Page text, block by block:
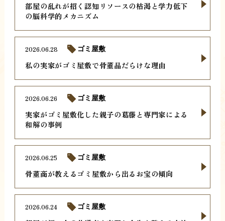
部屋の乱れが招く認知リソースの枯渇と学力低下
の脳科学的メカニズム
私の実家がゴミ屋敷で骨董品だらけな理由
2026.06.28 ゴミ屋敷
実家がゴミ屋敷化した親子の葛藤と専門家による
和解の事例
2026.06.26 ゴミ屋敷
骨董商が教えるゴミ屋敷から出るお宝の傾向
2026.06.25 ゴミ屋敷
2026.06.24 ゴミ屋敷